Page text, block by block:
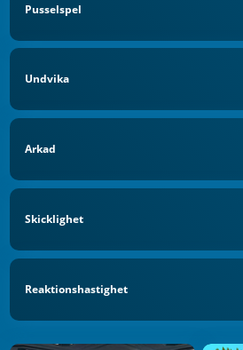
Pusselspel
Undvika
Arkad
Skicklighet
Reaktionshastighet